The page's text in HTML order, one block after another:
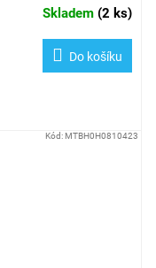
Skladem (2 ks)
Do košíku
Kód:MTBH0H0810423